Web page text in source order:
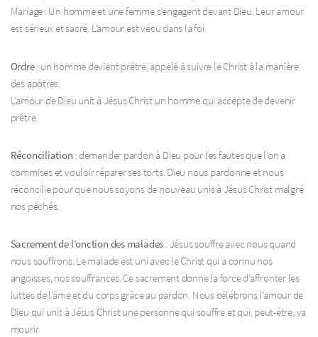
Mariage : Un homme et une femme s’engagent devant Dieu. Leur amour
est sérieux et sacré. L’amour est vécu dans la foi.
Ordre: un homme devient prêtre, appelé à suivre le Christ à la manière
des apôtres.
L’amour de Dieu unit à Jésus Christ un homme qui accepte de devenir
prêtre.
Réconciliation : demander pardon à Dieu pour les fautes que l’on a
commises et vouloir réparer ses torts. Dieu nous pardonne et nous
réconcilie pour que nous soyons de nouveau unis à Jésus Christ malgré
nos péchés.
Sacrement de l’onction des malades : Jésus souffre avec nous quand
nous souffrons. Le malade est uni avec le Christ qui a connu nos
angoisses, nos souffrances. Ce sacrement donne la force d’affronter les
luttes de l’âme et du corps grâce au pardon. Nous célébrons l’amour de
Dieu qui unit à Jésus Christ une personne qui souffre et qui, peut-être, va
mourir.